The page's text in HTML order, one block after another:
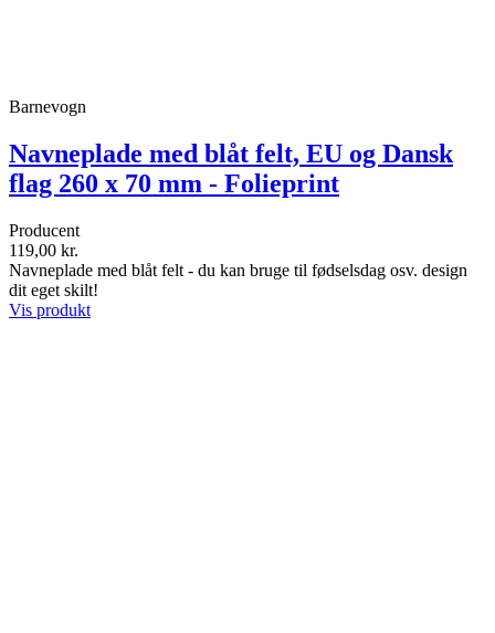
Barnevogn
Navneplade med blåt felt, EU og Dansk
flag 260 x 70 mm - Folieprint
Producent
119,00 kr.
Navneplade med blåt felt - du kan bruge til fødselsdag osv. design
dit eget skilt!
Vis produkt